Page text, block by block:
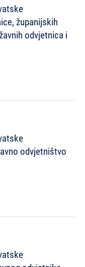
županijskih
odvjetnica i
odvjetništvo